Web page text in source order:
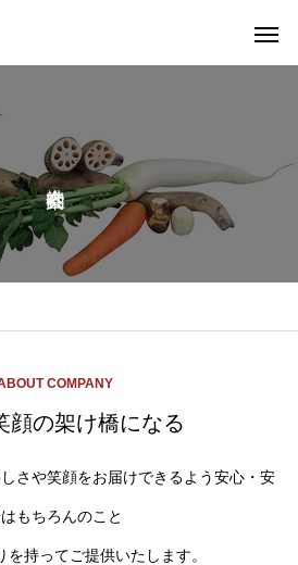
COMPANY
顔の架け橋になる
さや笑顔をお届けできるよう安心・安
もちろんのこと
を持ってご提供いたします。